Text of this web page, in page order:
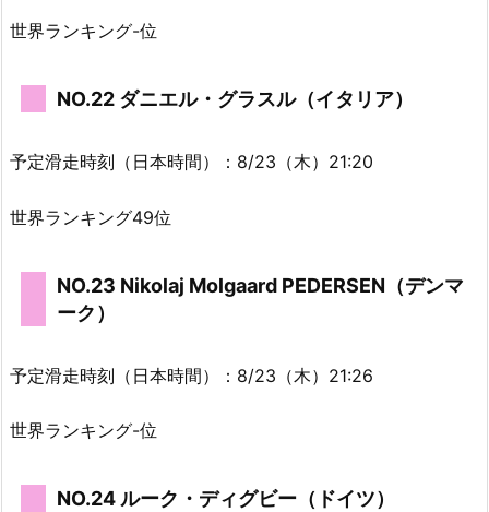
世界ランキング-位
NO.22 ダニエル・グラスル（イタリア）
予定滑走時刻（日本時間）：8/23（木）21:20
世界ランキング49位
NO.23 Nikolaj Molgaard PEDERSEN（デンマ
ーク）
予定滑走時刻（日本時間）：8/23（木）21:26
世界ランキング-位
NO.24 ルーク・ディグビー（ドイツ）